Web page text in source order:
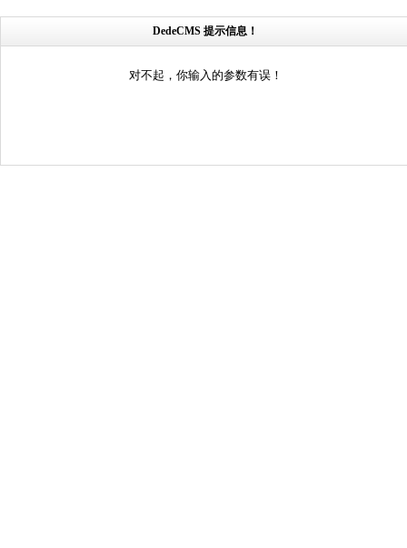
DedeCMS 提示信息！
对不起，你输入的参数有误！